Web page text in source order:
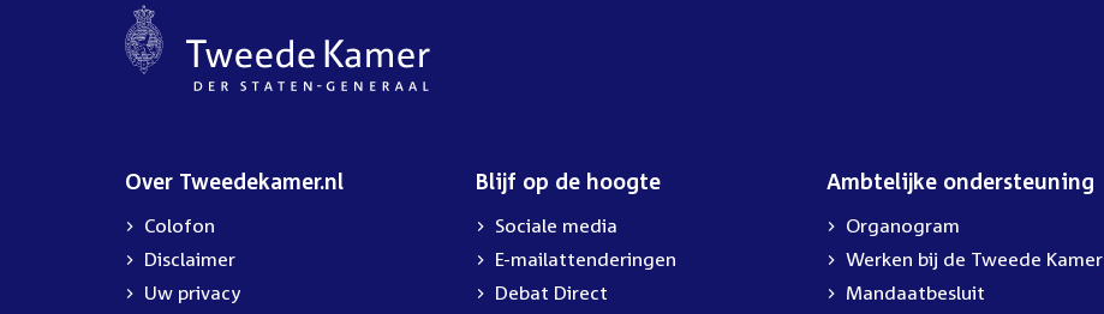
Over Tweedekamer.nl
Colofon
Disclaimer
Uw privacy
Blijf op de hoogte
Sociale media
E-mailattenderingen
Debat Direct
Ambtelijke ondersteuning
Organogram
External
link:
Werken bij de Tweede Kamer
Mandaatbesluit